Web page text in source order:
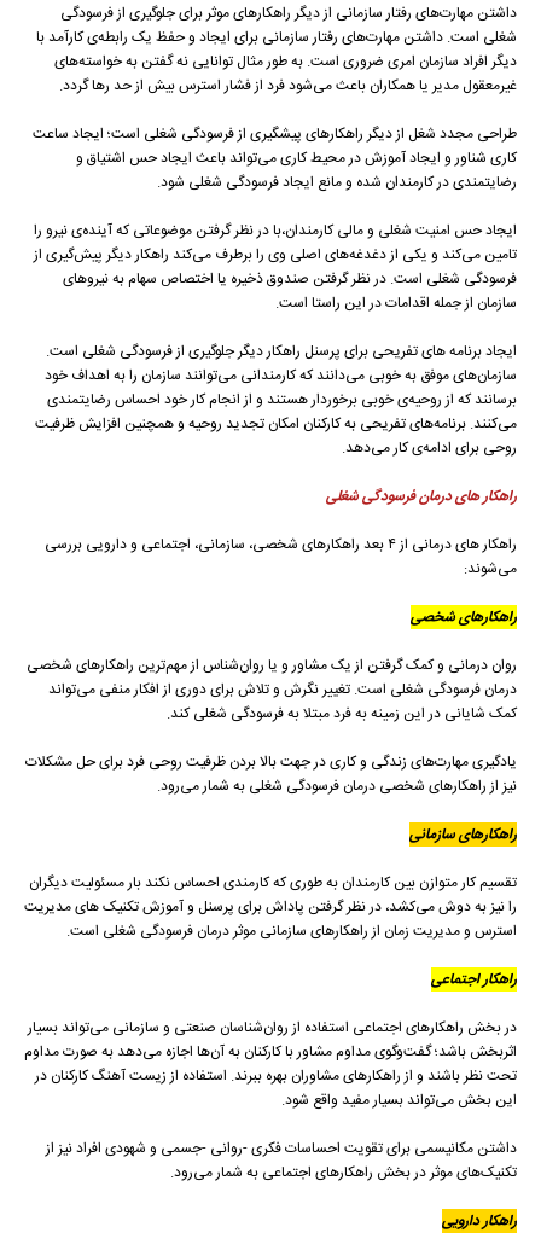
داشتن مهارت‌های رفتار سازمانی از دیگر راهکار‌های موثر برای جلوگیری از فرسودگی
شغلی است. داشتن مهارت‌های رفتار سازمانی برای ایجاد و حفظ یک رابطه‌ی کارآمد با
دیگر افراد سازمان امری ضروری است. به طور مثال توانایی نه گفتن به خواسته‌های
غیرمعقول مدیر یا همکاران باعث می‌شود فرد از فشار استرس بیش از حد رها گردد.
طراحی مجدد شغل از دیگر راهکار‌های پیشگیری از فرسودگی شغلی است؛ ایجاد ساعت
کاری شناور و ایجاد آموزش در محیط کاری می‌تواند باعث ایجاد حس اشتیاق و
رضایتمندی در کارمندان شده و مانع ایجاد فرسودگی شغلی شود.
ایجاد حس امنیت شغلی و مالی کارمندان،با در نظر گرفتن موضوعاتی که آینده‌ی نیرو را
تامین می‌کند و یکی از دغدغه‌های اصلی وی را برطرف می‌کند راهکار دیگر پیش‌گیری از
فرسودگی شغلی است. در نظر گرفتن صندوق ذخیره یا اختصاص سهام به نیرو‌های
سازمان از جمله اقدامات در این راستا است.
ایجاد برنامه های تفریحی برای پرسنل راهکار دیگر جلوگیری از فرسودگی شغلی است.
سازمان‌های موفق به خوبی می‌دانند که کارمندانی می‌توانند سازمان را به اهداف خود
برسانند که از روحیه‌ی خوبی برخوردار هستند و از انجام کار خود احساس رضایتمندی
می‌کنند. برنا‌مه‌های تفریحی به کارکنان امکان تجدید روحیه و همچنین افزایش ظرفیت
روحی برای ادامه‌ی کار می‌دهد.
راهکار های درمان فرسودگی شغلی
راهکار های درمانی از ۴ بعد راهکار‌های شخصی، سازمانی، اجتماعی و دارویی بررسی
می‌شوند:
راهکار‌های شخصی
روان درمانی و کمک گرفتن از یک مشاور و یا روان‌شناس از مهم‌ترین راهکار‌های شخصی
درمان فرسودگی شغلی است. تغییر نگرش و تلاش برای دوری از افکار منفی می‌تواند
کمک شایانی در این زمینه به فرد مبتلا به فرسودگی شغلی کند.
یادگیری مهارت‌های زندگی و کاری در جهت بالا بردن ظرفیت روحی فرد برای حل مشکلات
نیز از راهکار‌های شخصی درمان فرسودگی شغلی به شمار می‌رود.
راهکار‌های سازمانی
تقسیم کار متوازن بین کارمندان به طوری که کارمندی احساس نکند بار مسئولیت دیگران
را نیز به دوش می‌کشد، در نظر گرفتن پاداش برای پرسنل و آموزش تکنیک های مدیریت
استرس و مدیریت زمان از راهکار‌های سازمانی موثر درمان فرسودگی شغلی است.
راهکار اجتماعی
در بخش راهکار‌های اجتماعی استفاده از روان‌شناسان صنعتی و سازمانی می‌تواند بسیار
اثربخش باشد؛ گفت‌وگوی مداوم مشاور با کارکنان به آن‌ها اجازه‌ می‌دهد به صورت مداوم
تحت نظر باشند و از راهکار‌های مشاوران بهره ببرند. استفاده از زیست آهنگ کارکنان در
این بخش می‌تواند بسیار مفید واقع شود.
داشتن مکانیسمی برای تقویت احساسات فکری -روانی -جسمی و شهودی افراد نیز از
تکنیک‌های موثر در بخش راهکار‌های اجتماعی به شمار می‌رود.
راهکار دارویی